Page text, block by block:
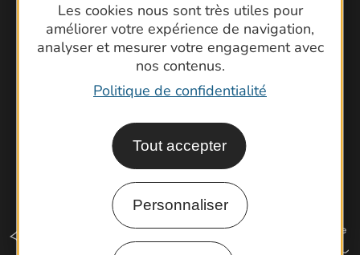
Les cookies nous sont très utiles pour
améliorer votre expérience de navigation,
analyser et mesurer votre engagement avec
nos contenus.
Politique de confidentialité
Tout accepter
Personnaliser
Cartoguides et Topoguides
Latitude Gard